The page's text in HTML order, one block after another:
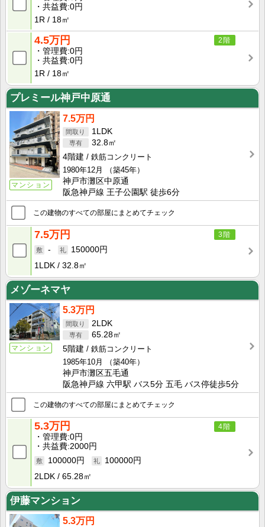
共益費 0円
1R
18㎡
2階
4.5万円
管理費 0円
共益費 0円
1R
18㎡
プレミール神戸中原通
マンション
7.5万円
1LDK
32.8㎡
4階建
鉄筋コンクリート
1980年12月
（築45年）
神戸市灘区中原通
阪急神戸線 王子公園駅 徒歩6分
この建物のすべての部屋にまとめてチェック
3階
7.5万円
-
150000円
1LDK
32.8㎡
メゾーネマヤ
マンション
5.3万円
2LDK
65.28㎡
5階建
鉄筋コンクリート
1985年10月
（築40年）
神戸市灘区五毛通
阪急神戸線 六甲駅 バス5分 五毛 バス停徒歩5分
この建物のすべての部屋にまとめてチェック
4階
5.3万円
管理費 0円
共益費 2000円
100000円
100000円
2LDK
65.28㎡
伊藤マンション
5.3万円